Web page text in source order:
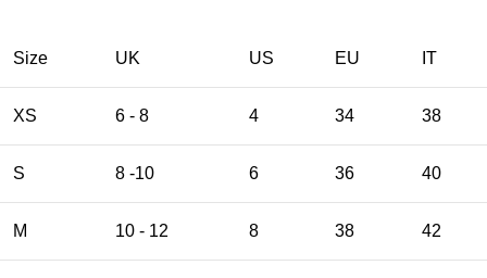
Size UK US EU ΙΤ
XS 6 - 8 4 34 38
S 8 -10 6 36 40
M 10 - 12 8 38 42